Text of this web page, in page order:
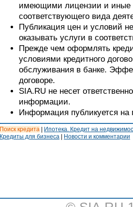
имеющими лицензии и иные
соответствующего вида
Публикация цен и условий
оказывать услуги в
Прежде чем оформлять
условиями кредитного
обслуживания в банке.
договоре.
SIA.RU не несет
информации.
Информация публикуется на
Поиск кредита
Ипотека. Кредит на
Кредиты для бизнеса
Новости и комментарии